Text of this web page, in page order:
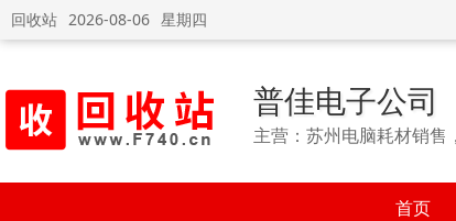
回收站 2026-08-06 星期四
普佳电子公司
主营：苏州电脑耗材销售
首页